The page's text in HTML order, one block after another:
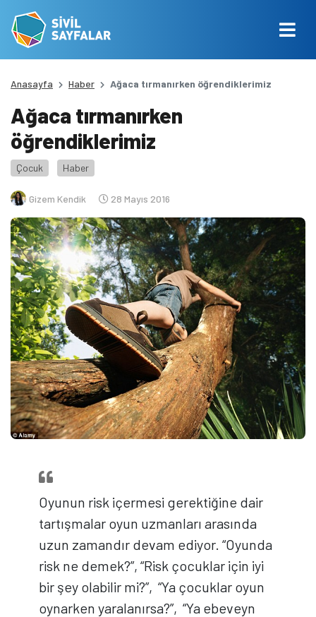
Anasayfa Haber Ağaca tırmanırken öğrendiklerimiz
Ağaca tırmanırken
öğrendiklerimiz
Çocuk Haber
Gizem Kendik 28 Mayıs 2016
Oyunun risk içermesi gerektiğine dair
tartışmalar oyun uzmanları arasında
uzun zamandır devam ediyor. “Oyunda
risk ne demek?”, “Risk çocuklar için iyi
bir şey olabilir mi?”, “Ya çocuklar oyun
oynarken yaralanırsa?”, “Ya ebeveyn